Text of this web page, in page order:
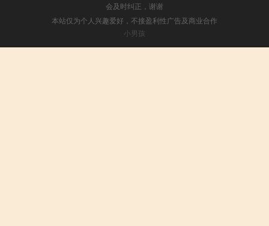
会及时纠正，谢谢
本站仅为个人兴趣爱好，不接盈利性广告及商业合作
小男孩